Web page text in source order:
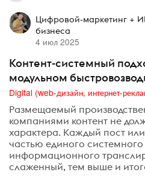
Цифровой-маркетинг +
бизнеса
4 июл 2025
Контент-системный
модульном
Размещаемый
компаниями контент не
характера. Каждый пост
частью единого
информационного
слаженный, тем выше и